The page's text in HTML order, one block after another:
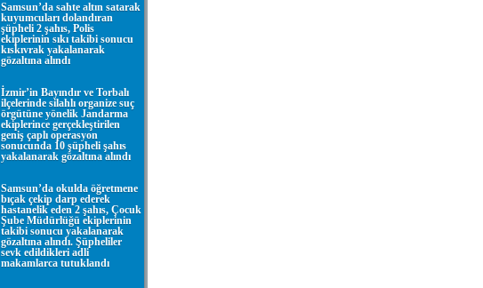
Samsun’da sahte altın satarak
kuyumcuları dolandıran
şüpheli 2 şahıs, Polis
ekiplerinin sıkı takibi sonucu
kıskıvrak yakalanarak
gözaltına alındı
İzmir’in Bayındır ve Torbalı
ilçelerinde silahlı organize suç
örgütüne yönelik Jandarma
ekiplerince gerçekleştirilen
geniş çaplı operasyon
sonucunda 10 şüpheli şahıs
yakalanarak gözaltına alındı
Samsun’da okulda öğretmene
bıçak çekip darp ederek
hastanelik eden 2 şahıs, Çocuk
Şube Müdürlüğü ekiplerinin
takibi sonucu yakalanarak
gözaltına alındı. Şüpheliler
sevk edildikleri adli
makamlarca tutuklandı